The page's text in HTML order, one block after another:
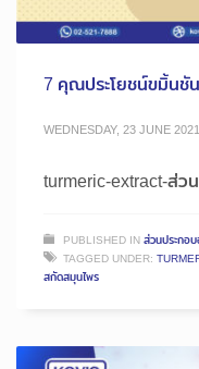
7 คุณประโยชน์ขมิ้นชัน
WEDNESDAY, 23 JUNE 2021
turmeric-extract-ส่ว
PUBLISHED INส่วนประกอบ
TAGGED UNDER:
สกัดสมุนไพร